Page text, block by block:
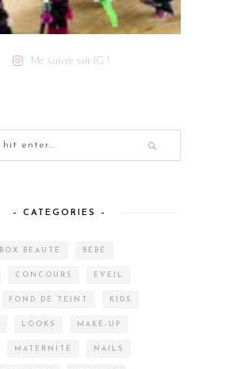
Me suivre sur IG !
– CATEGORIES –
BOX BEAUTÉ BÉBÉ
CONCOURS EVEIL
FOND DE TEINT KIDS
LOOKS MAKE-UP
MATERNITÉ NAILS